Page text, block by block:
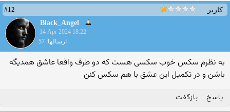
کاربر
#12
Black_Angel
14 Apr 2024 18:22
ارسالها: 57
به نظرم سکس خوب سکسی هست که دو طرف واقعا عاشق همدیگه
باشن و در تکمیل این عشق با هم سکس کنن
پاسخ بازگفت